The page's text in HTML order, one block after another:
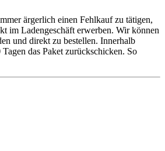
ärgerlich einen Fehlkauf zu tätigen,
im Ladengeschäft erwerben. Wir können
und direkt zu bestellen. Innerhalb
das Paket zurückschicken. So